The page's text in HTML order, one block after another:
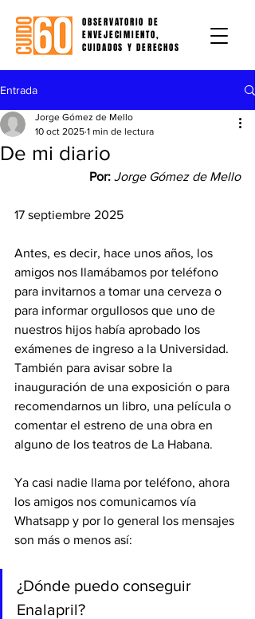
OBSERVATORIO DE
ENVEJECIMIENTO,
CUIDADOS Y DERECHOS
Entrada
De mi diario
Jorge Gómez de Mello
10 oct 2025 1 min de lectura
Por: Jorge Gómez de Mello
17 septiembre 2025
Antes, es decir, hace unos años, los
amigos nos llamábamos por teléfono
para invitarnos a tomar una cerveza o
para informar orgullosos que uno de
nuestros hijos había aprobado los
exámenes de ingreso a la Universidad.
También para avisar sobre la
inauguración de una exposición o para
recomendarnos un libro, una película o
comentar el estreno de una obra en
alguno de los teatros de La Habana.
Ya casi nadie llama por teléfono, ahora
los amigos nos comunicamos vía
Whatsapp y por lo general los mensajes
son más o menos así:
¿Dónde puedo conseguir
Enalapril?